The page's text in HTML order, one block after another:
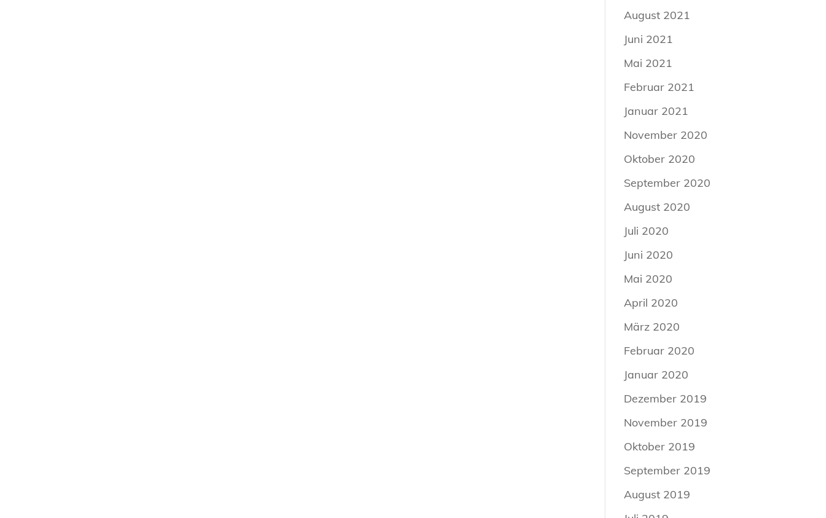
August 2021
Juni 2021
Mai 2021
Februar 2021
Januar 2021
November 2020
Oktober 2020
September 2020
August 2020
Juli 2020
Juni 2020
Mai 2020
April 2020
März 2020
Februar 2020
Januar 2020
Dezember 2019
November 2019
Oktober 2019
September 2019
August 2019